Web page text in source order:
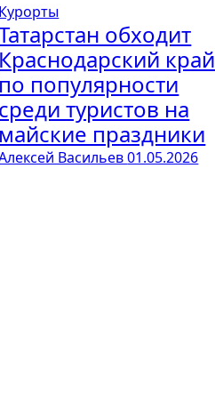
Курорты
обходит
Краснодарский край
по популярности
среди туристов на
майские праздники
Васильев01.05.2026